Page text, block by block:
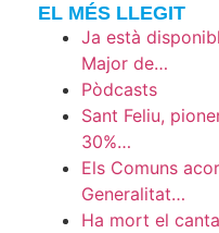
EL MÉS LLEGIT
Ja està
Major de…
Pòdcasts
Sant Feliu,
30%…
Els Comuns
Generalitat…
Ha mort el